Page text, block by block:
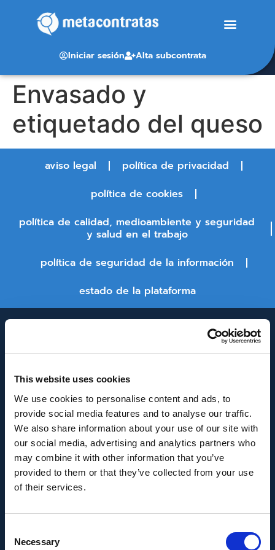
This website uses cookies
We use cookies to personalise content and ads, to
provide social media features and to analyse our traffic.
We also share information about your use of our site with
our social media, advertising and analytics partners who
may combine it with other information that you’ve
provided to them or that they’ve collected from your use
of their services.
Selection
Necessary
Iniciar sesión Alta subcontrata
Envasado y
etiquetado del queso
aviso legal
política de privacidad
política de cookies
política de calidad, medioambiente y seguridad
y salud en el trabajo
política de seguridad de la información
estado de la plataforma
INNOVACIÓN Y DESARROLLO DE ANDALUCÍA
IDEA
Se ha recibido un incentivo de la Agencia de
Innovación y Desarrollo de Andalucía IDEA, de la
43.802,59€, cofinanciado en un 80% por la Unión